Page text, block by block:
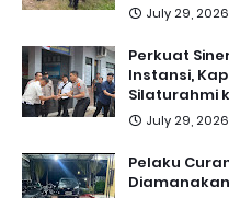
July 29, 2026
Perkuat
Instansi,
Silaturahmi
July 29, 2026
Pelaku